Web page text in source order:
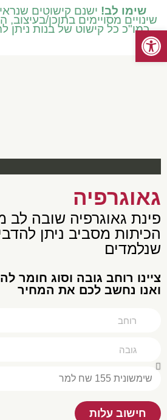
פתח סרגל נגישות
שימו לב! ישנם קישוטים
שינויים מסויימים בתוכן/
כמו"כ כל קישוט של בנות ניתן
גאוגרפיה
פינת גאוגרפיה שובה לב
הכיתות מסביב ניתן
שנלמדים
צײנו רוחב גובה וסוג חומר
ואנו נחשב לכם את המחיר
חישוב עלות